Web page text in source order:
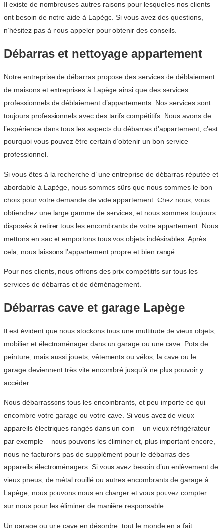
Il existe de nombreuses autres raisons pour lesquelles nos clients
ont besoin de notre aide à Lapège. Si vous avez des questions,
n’hésitez pas à nous appeler pour obtenir des conseils.
Débarras et nettoyage appartement
Notre entreprise de débarras propose des services de déblaiement
de maisons et entreprises à Lapège ainsi que des services
professionnels de déblaiement d’appartements. Nos services sont
toujours professionnels avec des tarifs compétitifs. Nous avons de
l’expérience dans tous les aspects du débarras d’appartement, c’est
pourquoi vous pouvez être certain d’obtenir un bon service
professionnel.
Si vous êtes à la recherche d’ une entreprise de débarras réputée et
abordable à Lapège, nous sommes sûrs que nous sommes le bon
choix pour votre demande de vide appartement. Chez nous, vous
obtiendrez une large gamme de services, et nous sommes toujours
disposés à retirer tous les encombrants de votre appartement. Nous
mettons en sac et emportons tous vos objets indésirables. Après
cela, nous laissons l’appartement propre et bien rangé.
Pour nos clients, nous offrons des prix compétitifs sur tous les
services de débarras et de déménagement.
Débarras cave et garage Lapège
Il est évident que nous stockons tous une multitude de vieux objets,
mobilier et électroménager dans un garage ou une cave. Pots de
peinture, mais aussi jouets, vêtements ou vélos, la cave ou le
garage deviennent très vite encombré jusqu’à ne plus pouvoir y
accéder.
Nous débarrassons tous les encombrants, et peu importe ce qui
encombre votre garage ou votre cave. Si vous avez de vieux
appareils électriques rangés dans un coin – un vieux réfrigérateur
par exemple – nous pouvons les éliminer et, plus important encore,
nous ne facturons pas de supplément pour le débarras des
appareils électroménagers. Si vous avez besoin d’un enlèvement de
vieux pneus, de métal rouillé ou autres encombrants de garage à
Lapège, nous pouvons nous en charger et vous pouvez compter
sur nous pour les éliminer de manière responsable.
Un garage ou une cave en désordre, tout le monde en a fait